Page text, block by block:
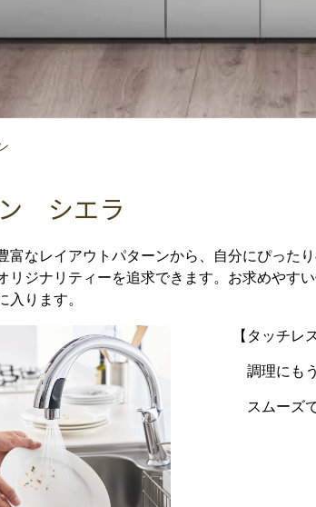
ン シエラ
富なレイアウトパターンから、自分にぴった
リジナリティーを追求できます。お求めやす
入ります。
【タッチレ
調理にも
スムーズで